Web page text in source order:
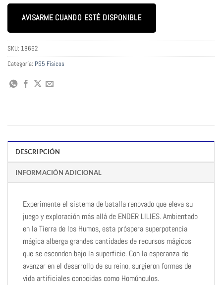
AVISARME CUANDO ESTÉ DISPONIBLE
SKU: 18662
Categoría: PS5 Físicos
DESCRIPCIÓN
INFORMACIÓN ADICIONAL
Experimente el sistema de batalla renovado que eleva su
juego y exploración más allá de ENDER LILIES. Ambientado
en la Tierra de los Humos, esta próspera superpotencia
mágica alberga grandes cantidades de recursos mágicos
que se esconden bajo la superficie. Con la esperanza de
avanzar en el desarrollo de su reino, surgieron formas de
vida artificiales conocidas como Homúnculos.